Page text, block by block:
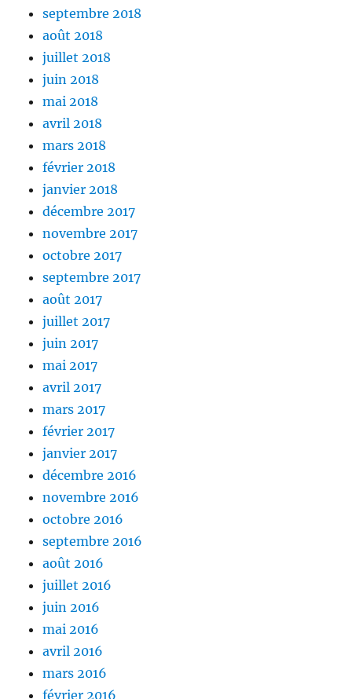
septembre 2018
août 2018
juillet 2018
juin 2018
mai 2018
avril 2018
mars 2018
février 2018
janvier 2018
décembre 2017
novembre 2017
octobre 2017
septembre 2017
août 2017
juillet 2017
juin 2017
mai 2017
avril 2017
mars 2017
février 2017
janvier 2017
décembre 2016
novembre 2016
octobre 2016
septembre 2016
août 2016
juillet 2016
juin 2016
mai 2016
avril 2016
mars 2016
février 2016